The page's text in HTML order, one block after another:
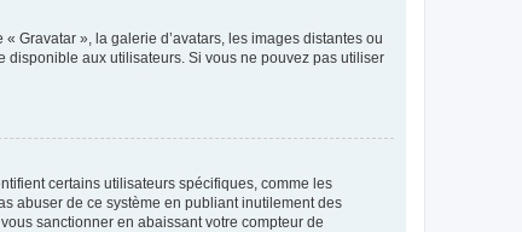
Gravatar », la galerie d’avatars, les images distantes ou
disponible aux utilisateurs. Si vous ne pouvez pas utiliser
certains utilisateurs spécifiques, comme les
abuser de ce système en publiant inutilement des
sanctionner en abaissant votre compteur de